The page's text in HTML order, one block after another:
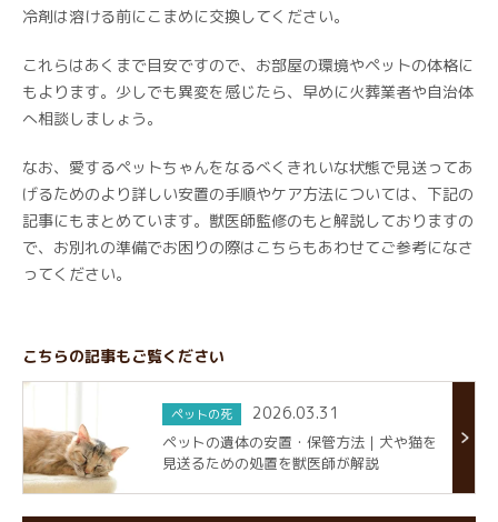
冷剤は溶ける前にこまめに交換してください。
これらはあくまで目安ですので、お部屋の環境やペットの体格に
もよります。少しでも異変を感じたら、早めに火葬業者や自治体
へ相談しましょう。
なお、愛するペットちゃんをなるべくきれいな状態で見送ってあ
げるためのより詳しい安置の手順やケア方法については、下記の
記事にもまとめています。獣医師監修のもと解説しておりますの
で、お別れの準備でお困りの際はこちらもあわせてご参考になさ
ってください。
こちらの記事もご覧ください
ペットの死 2026.03.31
ペットの遺体の安置・保管方法｜犬や猫を
見送るための処置を獣医師が解説